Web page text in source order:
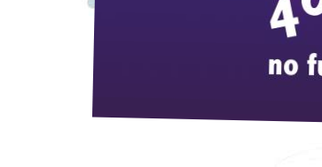
尊敬的各位领导、尊敬的各位
大家上午好！带着龙年的
销商的集体智慧，共同创造枝
销商朋友和媒体界朋友们的到